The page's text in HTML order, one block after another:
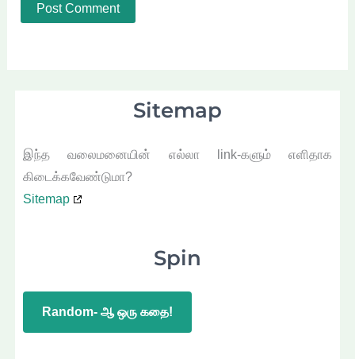
Sitemap
இந்த வலைமனையின் எல்லா link-களும் எளிதாக
கிடைக்கவேண்டுமா?
Sitemap
Spin
Random- ஆ ஒரு கதை!